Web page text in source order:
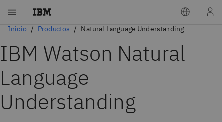
Inicio Productos Natural Language Understanding
IBM Watson Natural
Language
Understanding